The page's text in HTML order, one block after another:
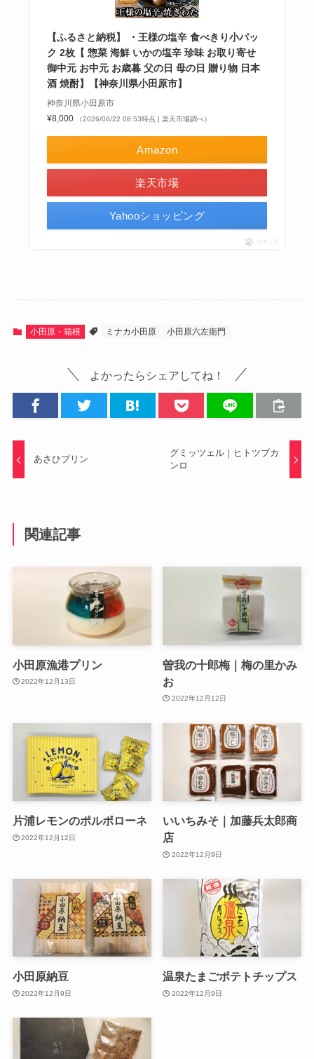
【ふるさと納税】 ・王様の塩辛 食べきり小パッ
ク 2枚【 惣菜 海鮮 いかの塩辛 珍味 お取り寄せ
御中元 お中元 お歳暮 父の日 母の日 贈り物 日本
酒 焼酎】【神奈川県小田原市】
神奈川県小田原市
¥8,000
（2026/06/22 08:53時点 | 楽天市場調べ）
Amazon
楽天市場
Yahooショッピング
ポチップ
小田原・箱根 ミナカ小田原 小田原六左衛門
よかったらシェアしてね！
あさひプリン
グミッツェル｜ヒトツブカ
ンロ
関連記事
小田原漁港プリン
2022年12月13日
曽我の十郎梅｜梅の里かみ
お
2022年12月12日
片浦レモンのポルボローネ
2022年12月12日
いいちみそ｜加藤兵太郎商
店
2022年12月9日
小田原納豆
2022年12月9日
温泉たまごポテトチップス
2022年12月9日